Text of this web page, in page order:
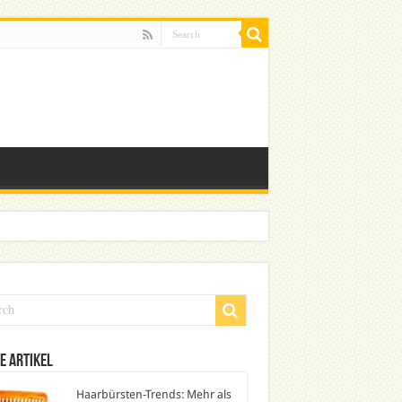
Artikel
Haarbürsten-Trends: Mehr als